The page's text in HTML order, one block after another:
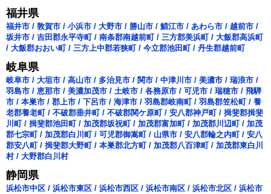
福井県
福井市 / 敦賀市 / 小浜市 / 大野市 / 勝山市 / 鯖江市 / あわら市 / 越前市 /
坂井市 / 吉田郡永平寺町/ 南条郡南越前町/ 三方郡美浜町/ 大飯郡高浜町
/ 大飯郡おおい町/ 三方上中郡若狭町/ 今立郡池田町/ 丹生郡越前町
岐阜県
岐阜市 / 大垣市 / 高山市 / 多治見市 / 関市 / 中津川市 / 美濃市 / 瑞浪市 /
羽島市 / 恵那市 / 美濃加茂市 / 土岐市 / 各務原市 / 可児市 / 瑞穂市 / 飛騨
市 / 本巣市 / 郡上市 / 下呂市 / 海津市 / 羽島郡岐南町/ 羽島郡笠松町/ 養
老郡養老町/ 不破郡垂井町/ 不破郡関ケ原町/ 安八郡神戸町/ 揖斐郡揖斐
川町/ 揖斐郡池田町/ 加茂郡坂祝町/ 加茂郡富加町/ 加茂郡川辺町/ 加茂
郡七宗町/ 加茂郡白川町/ 可児郡御嵩町/ 山県市 / 安八郡輪之内町/ 安八
郡安八町/ 揖斐郡大野町/ 本巣郡北方町/ 加茂郡八百津町/ 加茂郡東白川
村/ 大野郡白川村
静岡県
浜松市中区 / 浜松市東区 / 浜松市西区 / 浜松市南区 / 浜松市北区 / 浜松市